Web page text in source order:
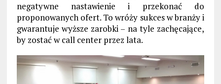
negatywne nastawienie i przekonać do
proponowanych ofert. To wróży sukces w branży i
gwarantuje wyższe zarobki – na tyle zachęcające,
by zostać w call center przez lata.